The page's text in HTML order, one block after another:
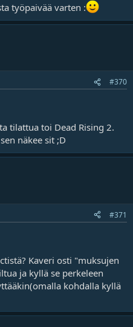
työpaivää varten :
#370
tilattua toi Dead Rising 2.
näkee sit ;D
#371
Kaveri osti "muksujen
ja kyllä se perkeleen
kohdalla kyllä